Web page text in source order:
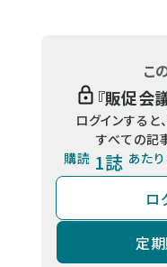
こ
『販促会
ログインすると
すべての記
購読 1誌 あた
ロ
定